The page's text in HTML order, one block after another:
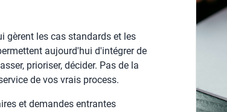
gèrent les cas standards et les
aujourd'hui d'intégrer de
prioriser, décider. Pas de la
de vos vrais process.
et demandes entrantes